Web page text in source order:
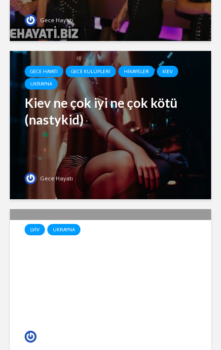
Gece Hayatı
GECE HAYATI GECE KULÜPLERI HIKAYELER
KIEV
UKRAYNA
Kiev ne çok iyi ne çok kötü
(nastykid)
Gece Hayatı
LVIV UKRAYNA